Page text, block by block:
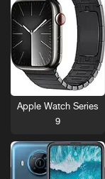
Apple Watch Series
9